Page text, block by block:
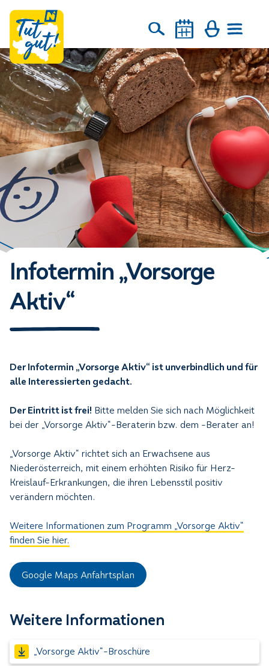
Infotermin „Vorsorge
Aktiv“
Der Infotermin „Vorsorge Aktiv“ ist unverbindlich und für
alle Interessierten gedacht.
Der Eintritt ist frei! Bitte melden Sie sich nach Möglichkeit
bei der „Vorsorge Aktiv“-Beraterin bzw. dem -Berater an!
„Vorsorge Aktiv“ richtet sich an Erwachsene aus
Niederösterreich, mit einem erhöhten Risiko für Herz-
Kreislauf-Erkrankungen, die ihren Lebensstil positiv
verändern möchten.
Weitere Informationen zum Programm „Vorsorge Aktiv“
finden Sie hier.
Google Maps Anfahrtsplan
Weitere Informationen
„Vorsorge Aktiv“-Broschüre